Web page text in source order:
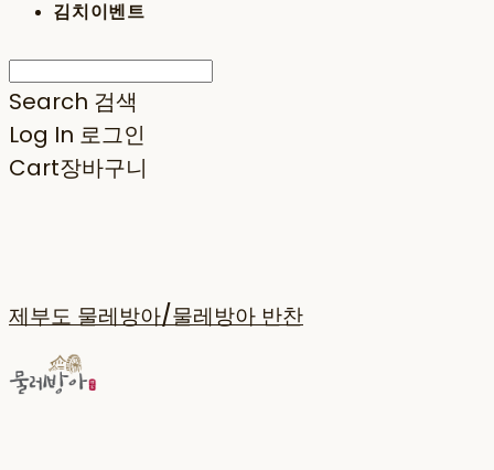
김치이벤트
Search 검색
Log In 로그인
Cart장바구니
제부도 물레방아/물레방아 반찬